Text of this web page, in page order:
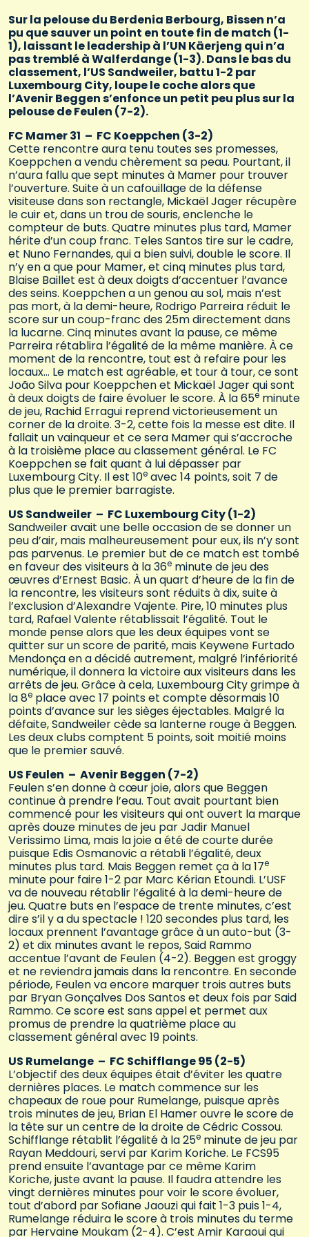
Sur la pelouse du Berdenia Berbourg, Bissen n’a
pu que sauver un point en toute fin de match (1-
1), laissant le leadership à l’UN Käerjeng qui n’a
pas tremblé à Walferdange (1-3). Dans le bas du
classement, l’US Sandweiler, battu 1-2 par
Luxembourg City, loupe le coche alors que
l’Avenir Beggen s’enfonce un petit peu plus sur la
pelouse de Feulen (7-2).
FC Mamer 31 – FC Koeppchen (3-2)
Cette rencontre aura tenu toutes ses promesses,
Koeppchen a vendu chèrement sa peau. Pourtant, il
n’aura fallu que sept minutes à Mamer pour trouver
l’ouverture. Suite à un cafouillage de la défense
visiteuse dans son rectangle, Mickaël Jager récupère
le cuir et, dans un trou de souris, enclenche le
compteur de buts. Quatre minutes plus tard, Mamer
hérite d’un coup franc. Teles Santos tire sur le cadre,
et Nuno Fernandes, qui a bien suivi, double le score. Il
n’y en a que pour Mamer, et cinq minutes plus tard,
Blaise Baillet est à deux doigts d’accentuer l’avance
des seins. Koeppchen a un genou au sol, mais n’est
pas mort, à la demi-heure, Rodrigo Parreira réduit le
score sur un coup-franc des 25m directement dans
la lucarne. Cinq minutes avant la pause, ce même
Parreira rétablira l’égalité de la même manière. À ce
moment de la rencontre, tout est à refaire pour les
locaux… Le match est agréable, et tour à tour, ce sont
João Silva pour Koeppchen et Mickaël Jager qui sont
à deux doigts de faire évoluer le score. À la 65e minute
de jeu, Rachid Erragui reprend victorieusement un
corner de la droite. 3-2, cette fois la messe est dite. Il
fallait un vainqueur et ce sera Mamer qui s’accroche
à la troisième place au classement général. Le FC
Koeppchen se fait quant à lui dépasser par
Luxembourg City. Il est 10e avec 14 points, soit 7 de
plus que le premier barragiste.
US Sandweiler – FC Luxembourg City (1-2)
Sandweiler avait une belle occasion de se donner un
peu d’air, mais malheureusement pour eux, ils n’y sont
pas parvenus. Le premier but de ce match est tombé
en faveur des visiteurs à la 36e minute de jeu des
œuvres d’Ernest Basic. À un quart d’heure de la fin de
la rencontre, les visiteurs sont réduits à dix, suite à
l’exclusion d’Alexandre Vajente. Pire, 10 minutes plus
tard, Rafael Valente rétablissait l’égalité. Tout le
monde pense alors que les deux équipes vont se
quitter sur un score de parité, mais Keywene Furtado
Mendonça en a décidé autrement, malgré l’infériorité
numérique, il donnera la victoire aux visiteurs dans les
arrêts de jeu. Grâce à cela, Luxembourg City grimpe à
la 8e place avec 17 points et compte désormais 10
points d’avance sur les sièges éjectables. Malgré la
défaite, Sandweiler cède sa lanterne rouge à Beggen.
Les deux clubs comptent 5 points, soit moitié moins
que le premier sauvé.
US Feulen – Avenir Beggen (7-2)
Feulen s’en donne à cœur joie, alors que Beggen
continue à prendre l’eau. Tout avait pourtant bien
commencé pour les visiteurs qui ont ouvert la marque
après douze minutes de jeu par Jadir Manuel
Verissimo Lima, mais la joie a été de courte durée
puisque Edis Osmanovic a rétabli l’égalité, deux
minutes plus tard. Mais Beggen remet ça à la 17e
minute pour faire 1-2 par Marc Kérian Etoundi. L’USF
va de nouveau rétablir l’égalité à la demi-heure de
jeu. Quatre buts en l’espace de trente minutes, c’est
dire s’il y a du spectacle ! 120 secondes plus tard, les
locaux prennent l’avantage grâce à un auto-but (3-
2) et dix minutes avant le repos, Said Rammo
accentue l’avant de Feulen (4-2). Beggen est groggy
et ne reviendra jamais dans la rencontre. En seconde
période, Feulen va encore marquer trois autres buts
par Bryan Gonçalves Dos Santos et deux fois par Said
Rammo. Ce score est sans appel et permet aux
promus de prendre la quatrième place au
classement général avec 19 points.
US Rumelange – FC Schifflange 95 (2-5)
L’objectif des deux équipes était d’éviter les quatre
dernières places. Le match commence sur les
chapeaux de roue pour Rumelange, puisque après
trois minutes de jeu, Brian El Hamer ouvre le score de
la tête sur un centre de la droite de Cédric Cossou.
Schifflange rétablit l’égalité à la 25e minute de jeu par
Rayan Meddouri, servi par Karim Koriche. Le FCS95
prend ensuite l’avantage par ce même Karim
Koriche, juste avant la pause. Il faudra attendre les
vingt dernières minutes pour voir le score évoluer,
tout d’abord par Sofiane Jaouzi qui fait 1-3 puis 1-4,
Rumelange réduira le score à trois minutes du terme
par Hervaine Moukam (2-4). C’est Amir Karaoui qui